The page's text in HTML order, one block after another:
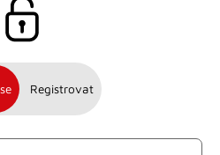
Registrovat